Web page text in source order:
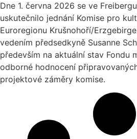
Dne 1. června 2026 se ve
uskutečnilo jednání Komise pro
Euroregionu Krušnohoří/
vedením předsedkyně Susanne
především na aktuální stav Fondu
odborné hodnocení
projektové záměry komise.